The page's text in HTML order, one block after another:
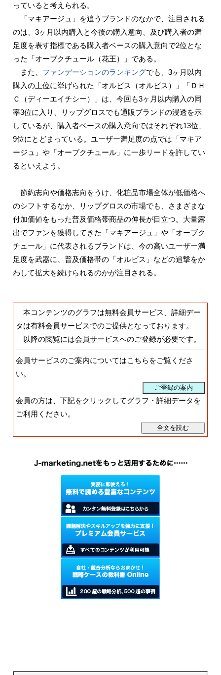
っていると考えられる。
「マキアージュ」を追うブランドのなかで、注目される
のは、3ヶ月以内購入と今後の購入意向、及び購入者の満
足度を表す指標である購入者ベースの購入意向で2位とな
った「オーブクチュール（花王）」である。
また、 ファンデーションのランキングでも、3ヶ月以内
購入の上位に挙げられた「オルビス（オルビス）」「ＤＨ
Ｃ（ディーエイチシー）」は、今回も3ヶ月以内購入の同
率3位に入り、リップグロスでも通販ブランドの浸透を示
しているが、購入者ベースの購入意向ではそれぞれ13位、
9位にとどまっている。ユーザー満足度の点では「マキア
ージュ」や「オーブクチュール」に一歩リードを許してい
るといえよう。
節約志向や価格志向をうけ、化粧品市場全体が低価格へ
のシフトするなか、リップグロスの市場でも、さまざまな
付加価値をもった普及価格帯商品の伸長が目立つ。大量露
出でファンを獲得してきた「マキアージュ」や「オーブク
チュール」に代表されるブランドは、今の高いユーザー満
足度を武器に、普及価格帯の「オルビス」などの追撃をか
わして拡大を続けられるのかが注目される。
本コンテンツのグラフは無料会員サービス、詳細デー
タは有料会員サービスでのご提供となっております。
以降の閲覧には会員サービスへのご登録が必要です。
会員サービスのご案内についてはこちらをご覧くださ
い。
会員の方は、下記をクリックしてグラフ・詳細データを
ご利用ください。